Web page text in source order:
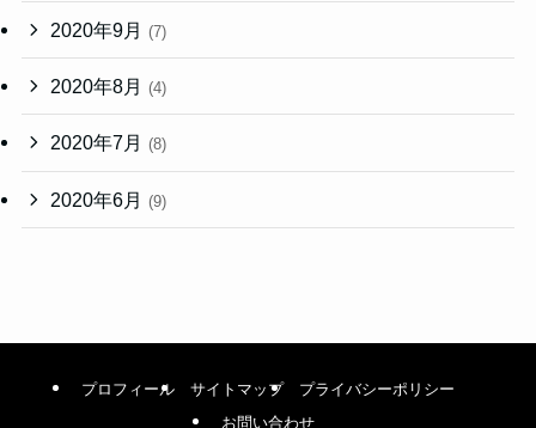
2020年9月 (7)
2020年8月 (4)
2020年7月 (8)
2020年6月 (9)
プロフィール サイトマップ
プライバシーポリシー
お問い合わせ